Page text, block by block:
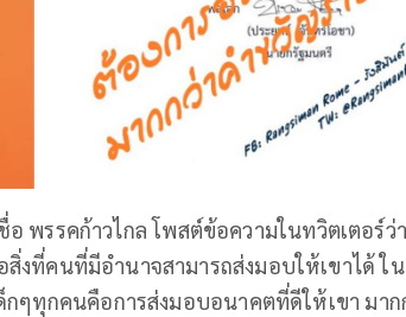
พรรคก้าวไกล โพสต์ข้อความในทวิตเตอร์ว่า
งที่คนที่มีอำนาจสามารถส่งมอบให้เขาได้ ใน
กๆทุกคนคือการส่งมอบอนาคตที่ดีให้เขา มาก